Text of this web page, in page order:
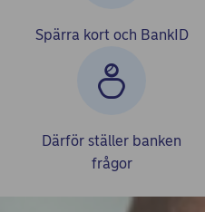
Spärra kort och BankID
Därför ställer banken
frågor